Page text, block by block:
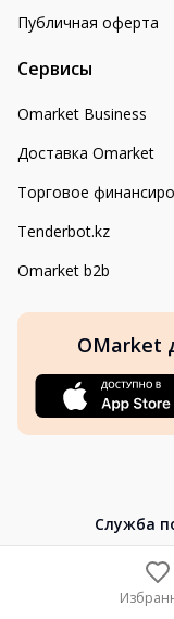
Публичная оферта
Сервисы
Omarket Business
Доставка Omarket
Торговое
Tenderbot.kz
Omarket b2b
OMarket
Cлужба